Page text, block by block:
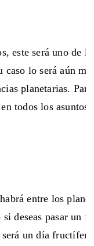
este será uno de
lo será aún
planetarias.
todos los asuntos
entre los
deseas pasar un
un día